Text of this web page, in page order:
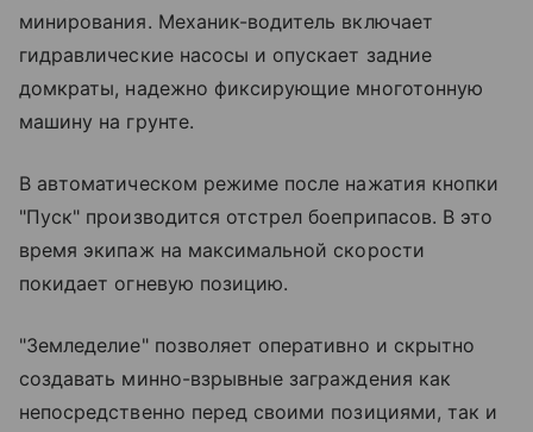
минирования. Механик-водитель включает
гидравлические насосы и опускает задние
домкраты, надежно фиксирующие многотонную
машину на грунте.
В автоматическом режиме после нажатия кнопки
"Пуск" производится отстрел боеприпасов. В это
время экипаж на максимальной скорости
покидает огневую позицию.
"Земледелие" позволяет оперативно и скрытно
создавать минно-взрывные заграждения как
непосредственно перед своими позициями, так и